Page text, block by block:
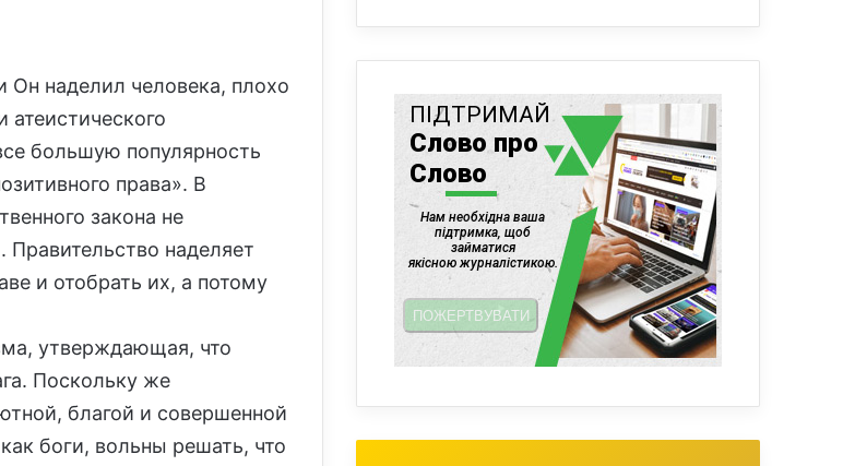
Он наделил человека, плохо
большую популярность
права». В
закона не
наделяет
и отобрать их, а потому
утверждающая, что
Поскольку же
благой и совершенной
боги, вольны решать, что